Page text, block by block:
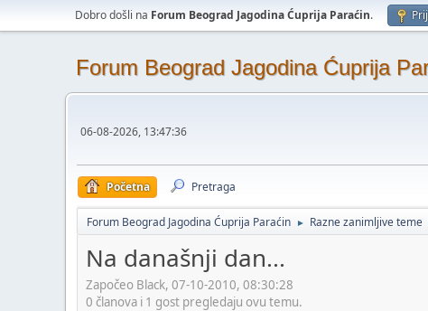
Dobro došli na Forum Beograd Jagodina Ćuprija Paraćin.
Forum Beograd Jagodina Ćuprija
06-08-2026, 13:47:36
Početna Pretraga
Forum Beograd Jagodina Ćuprija Paraćin ► Razne zanimljive teme
Na današnji dan...
Započeo Black, 07-10-2010, 08:30:28
0 članova i 1 gost pregledaju ovu temu.